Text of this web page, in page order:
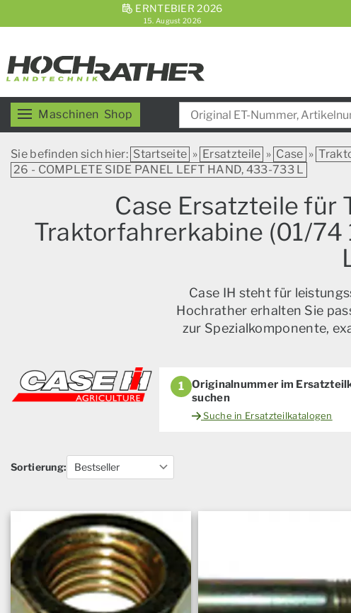
ERNTEBIER 2026
15. August 2026
Maschinen Shop
Sie befinden sich hier: Startseite » Ersatzteile » Case »
26 - COMPLETE SIDE PANEL LEFT HAND, 433-733 L
Case Ersatzteile für
Traktorfahrerkabine (01/74
Case IH steht für
Hochrather erhalten Sie
zur Spezialkomponente,
1
Originalnummer im
suchen
Suche in Ersatzteilkatalogen
Sortierung: